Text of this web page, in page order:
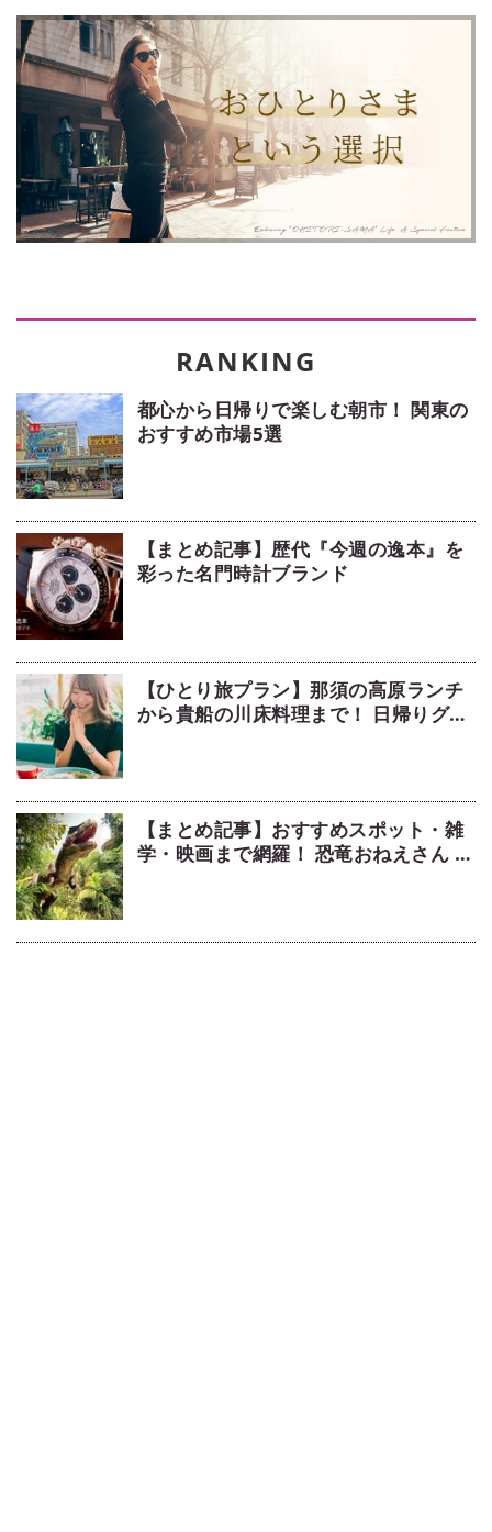
都心から日帰りで楽しむ朝市！ 関東の
おすすめ市場5選
【まとめ記事】歴代『今週の逸本』を
彩った名門時計ブランド
【ひとり旅プラン】那須の高原ランチ
から貴船の川床料理まで！ 日帰りグル
【まとめ記事】おすすめスポット・雑
学・映画まで網羅！ 恐竜おねえさん 生